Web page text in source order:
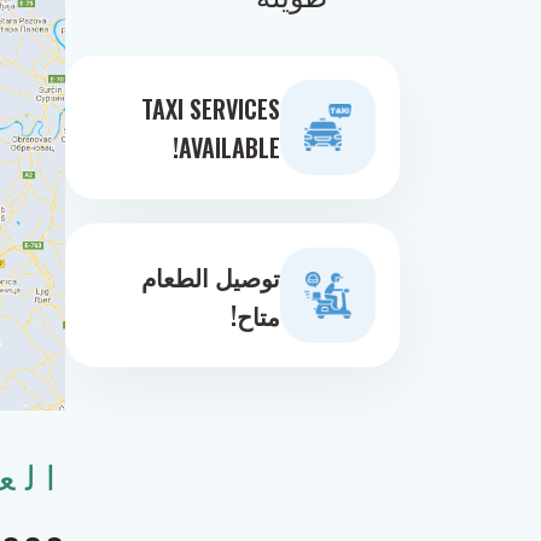
TAXI SERVICES
AVAILABLE!
توصيل الطعام
متاح!